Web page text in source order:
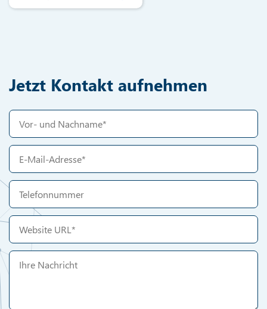
Jetzt Kontakt aufnehmen